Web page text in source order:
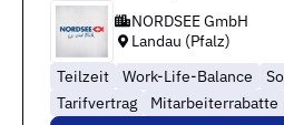
NORDSEE GmbH
Landau (Pfalz)
Teilzeit
Work-Life-Balance
Tarifvertrag
Mitarbeiterrabatte